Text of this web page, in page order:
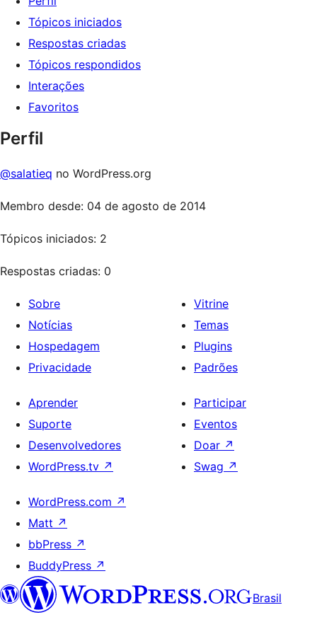
Tópicos iniciados
Respostas criadas
Tópicos respondidos
Interações
Favoritos
Perfil
@salatieq no WordPress.org
Membro desde: 04 de agosto de 2014
Tópicos iniciados: 2
Respostas criadas: 0
Sobre
Notícias
Hospedagem
Privacidade
Vitrine
Temas
Plugins
Padrões
Aprender
Suporte
Desenvolvedores
WordPress.tv ↗
Participar
Eventos
Doar ↗
Swag ↗
WordPress.com ↗
Matt ↗
bbPress ↗
BuddyPress ↗
Brasil